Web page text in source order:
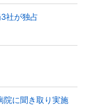
社が独占
院に聞き取り実施